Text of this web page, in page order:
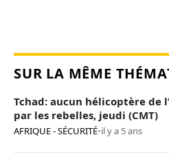
SUR LA MÊME
Tchad: aucun hélicoptère de
par les rebelles, jeudi (CMT)
AFRIQUE - SÉCURITÉ•il y a 5 ans